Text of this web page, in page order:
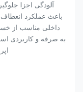
آلودگی اجزا
باعث عملکرد
داخلی مناسب از
به صرفه و کاربردی